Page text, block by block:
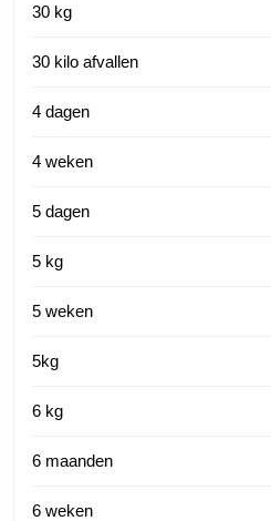
30 kg
30 kilo afvallen
4 dagen
4 weken
5 dagen
5 kg
5 weken
5kg
6 kg
6 maanden
6 weken